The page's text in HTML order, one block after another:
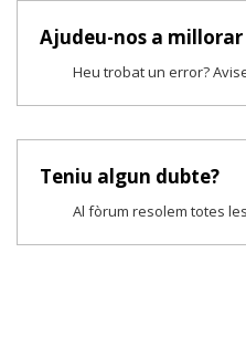
Ajudeu-nos a millorar
Heu trobat un error?
Teniu algun dubte?
Al fòrum resolem totes